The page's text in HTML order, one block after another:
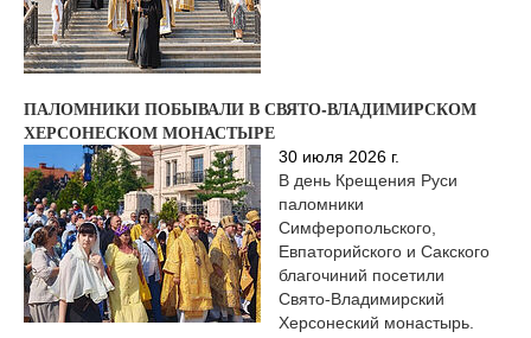
ПАЛОМНИКИ ПОБЫВАЛИ В СВЯТО‑ВЛАДИМИРСКОМ
ХЕРСОНЕСКОМ МОНАСТЫРЕ
30 июля 2026 г.
В день Крещения Руси
паломники
Симферопольского,
Евпаторийского и Сакского
благочиний посетили
Свято‑Владимирский
Херсонеский монастырь.